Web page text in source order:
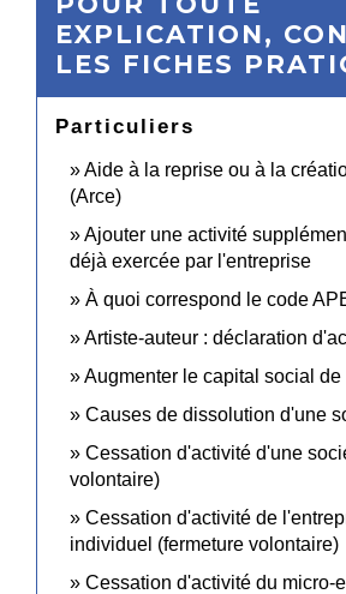
EXPLICATION,
LES FICHES
Particuliers
Aide à la reprise ou à la
(Arce)
Ajouter une activité
déjà exercée par l'entreprise
À quoi correspond le code
Artiste-auteur : déclaration
Augmenter le capital social
Causes de dissolution d'une
Cessation d'activité d'une
volontaire)
Cessation d'activité de
individuel (fermeture volontaire)
Cessation d'activité du micro-